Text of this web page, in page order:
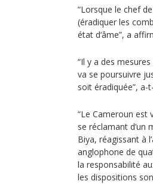
“Lorsque le chef
(éradiquer les
état d‘âme”, a
“Il y a des
va se poursuivre
soit éradiquée”, a-
“Le Cameroun est
se réclamant d’un
Biya, réagissant à
anglophone de
la responsabilité
les dispositions